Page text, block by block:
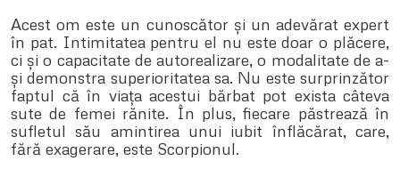
Acest om este un cunoscător și un adevărat expert
în pat. Intimitatea pentru el nu este doar o plăcere,
ci și o capacitate de autorealizare, o modalitate de a-
și demonstra superioritatea sa. Nu este surprinzător
faptul că în viața acestui bărbat pot exista câteva
sute de femei rănite. În plus, fiecare păstrează în
sufletul său amintirea unui iubit înflăcărat, care,
fără exagerare, este Scorpionul.